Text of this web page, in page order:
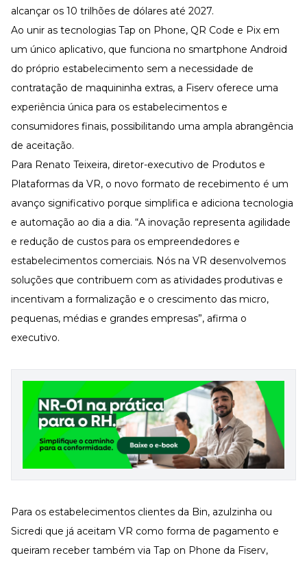
alcançar os 10 trilhões de dólares até 2027.
Ao unir as tecnologias Tap on Phone, QR Code e Pix em
um único aplicativo, que funciona no smartphone Android
do próprio estabelecimento sem a necessidade de
contratação de maquininha extras, a Fiserv oferece uma
experiência única para os estabelecimentos e
consumidores finais, possibilitando uma ampla abrangência
de aceitação.
Para Renato Teixeira, diretor-executivo de Produtos e
Plataformas da VR, o novo formato de recebimento é um
avanço significativo porque simplifica e adiciona tecnologia
e automação ao dia a dia. “A inovação representa agilidade
e redução de custos para os empreendedores e
estabelecimentos comerciais. Nós na VR desenvolvemos
soluções que contribuem com as atividades produtivas e
incentivam a formalização e o crescimento das micro,
pequenas, médias e grandes empresas”, afirma o
executivo.
Para os estabelecimentos clientes da Bin, azulzinha ou
Sicredi que já aceitam VR como forma de pagamento e
queiram receber também via Tap on Phone da Fiserv,